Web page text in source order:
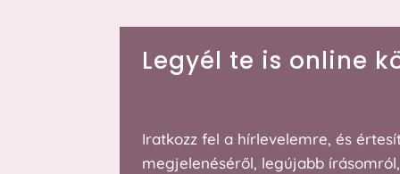
Legyél te is online
Iratkozz fel a hírlevelemre, és
megjelenéséről, legújabb